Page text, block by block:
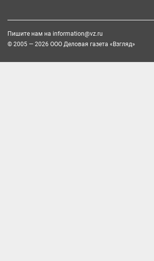
Пишите нам на information@vz.ru
© 2005 — 2026 ООО Деловая газета «Взгляд»